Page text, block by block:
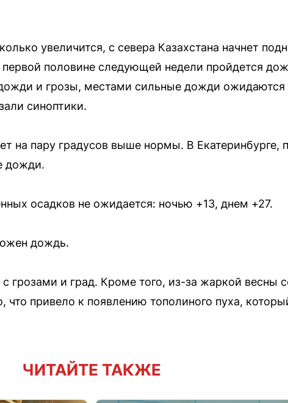
увеличится, с севера Казахстана начнет
половине следующей недели пройдется
и грозы, местами сильные дожди ожидаются
синоптики.
на пару градусов выше нормы. В Екатеринбурге,
дожди.
осадков не ожидается: ночью +13, днем +27.
дождь.
грозами и град. Кроме того, из-за жаркой весны
что привело к появлению тополиного пуха,
ЧИТАЙТЕ ТАКЖЕ